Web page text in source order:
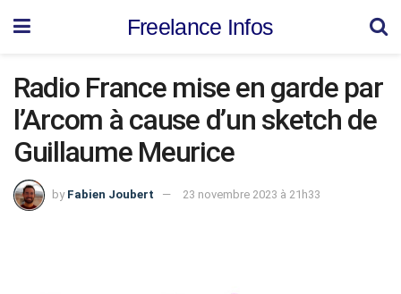
Freelance Infos
Radio France mise en garde par
l’Arcom à cause d’un sketch de
Guillaume Meurice
by Fabien Joubert 23 novembre 2023 à 21h33